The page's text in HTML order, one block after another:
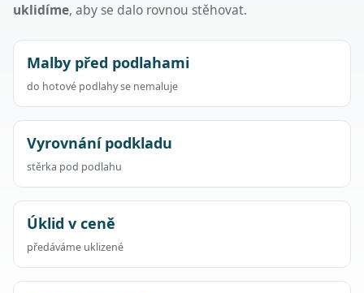
uklidíme, aby se dalo rovnou stěhovat.
Malby před podlahami
do hotové podlahy se nemaluje
Vyrovnání podkladu
stěrka pod podlahu
Úklid v ceně
předáváme uklizené